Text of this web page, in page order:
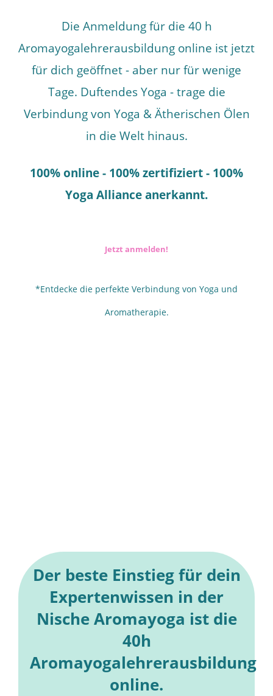
Die Anmeldung für die 40 h
Aromayogalehrerausbildung online ist jetzt
für dich geöffnet - aber nur für wenige
Tage. Duftendes Yoga - trage die
Verbindung von Yoga & Ätherischen Ölen
in die Welt hinaus.
100% online - 100% zertifiziert - 100%
Yoga Alliance anerkannt.
Jetzt anmelden!
*Entdecke die perfekte Verbindung von Yoga und
Aromatherapie.
Der beste Einstieg für dein
Expertenwissen in der
Nische Aromayoga ist die
40h
Aromayogalehrerausbildung
online.